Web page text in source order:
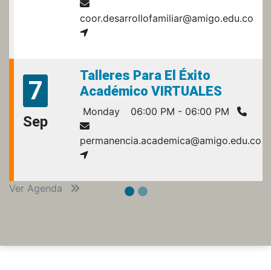
coor.desarrollofamiliar@amigo.edu.co
7
Sep
Talleres Para El Éxito
Académico VIRTUALES
Monday 06:00 PM - 06:00 PM
permanencia.academica@amigo.edu.co
Ver Agenda